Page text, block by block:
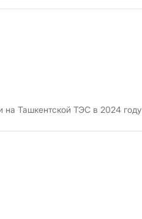
на Ташкентской ТЭС в 2024 году